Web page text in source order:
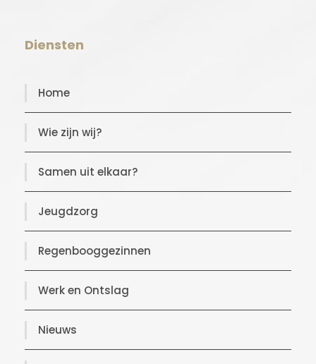
Diensten
Home
Wie zijn wij?
Samen uit elkaar?
Jeugdzorg
Regenbooggezinnen
Werk en Ontslag
Nieuws